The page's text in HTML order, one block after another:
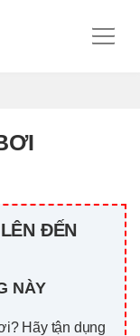
ĐẾN
NÀY
Hãy tận dụng